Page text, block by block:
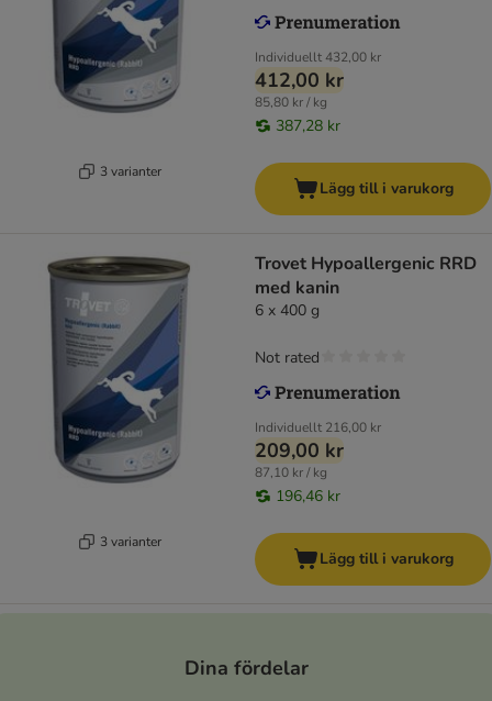
3 varianter
Individuellt432,00 kr
412,00 kr
85,80 kr / kg
387,28 kr
Lägg till i varukorg
3 varianter
Trovet Hypoallergenic RRD
med kanin
6 x 400 g
Individuellt 216,00 kr
209,00 kr
87,10 kr / kg
196,46 kr
Not rated
Lägg till i varukorg
Dina fördelar